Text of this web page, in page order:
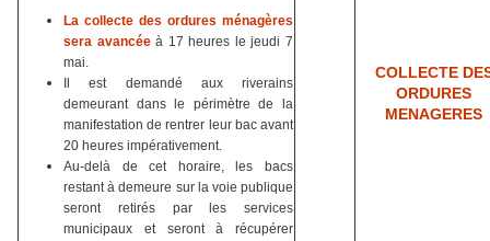
La collecte des ordures ménagères
sera avancéeà 17 heures le jeudi 7
mai.
Il est demandé aux riverains
demeurant dans le périmètre de la
manifestation de rentrer leur bac avant
20 heures impérativement.
Au-delà de cet horaire, les bacs
restant à demeure sur la voie publique
seront retirés par les services
municipaux et seront à récupérer
COLLECTE
ORDURES
MENAGERES